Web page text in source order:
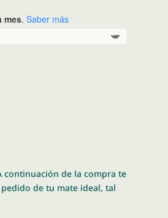
mes. Saber más
continuación de la compra te
de tu mate ideal, tal